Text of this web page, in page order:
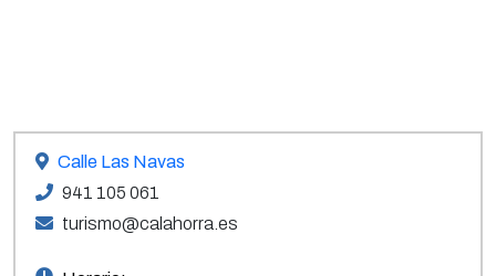
Calle Las Navas
941 105 061
turismo@calahorra.es